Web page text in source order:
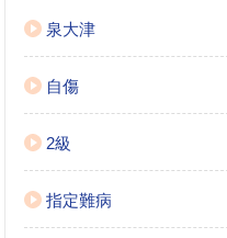
泉大津
自傷
2級
指定難病